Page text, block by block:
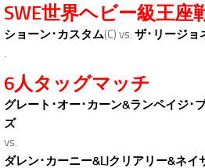
SWE世界ヘビー級王座
ショーン･カスタム(C) vs. ザ･リージョ
6人タッグマッチ
グレート･オー･カーン&ランペイジ･
ズ
vs.
ダレン･カーニー&LJクリアリー&ネイ